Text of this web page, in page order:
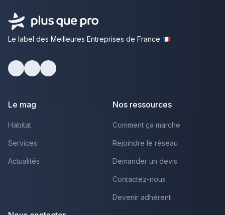
Le label des Meilleures Entreprises de France
Le mag
Habitat
Services
Actualités
Nos ressources
Comment ça marche
Rejoindre le réseau
Demander un devis
Contactez-nous
Devenir adhérent